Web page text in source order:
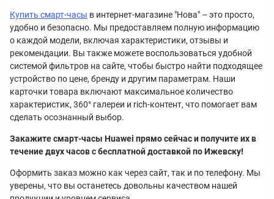
Купить смарт-часы в интернет-магазине "Нова" – это просто,
удобно и безопасно. Мы предоставляем полную информацию
о каждой модели, включая характеристики, отзывы и
рекомендации. Вы также можете воспользоваться удобной
системой фильтров на сайте, чтобы быстро найти подходящее
устройство по цене, бренду и другим параметрам. Наши
карточки товара включают максимальное количество
характеристик, 360° галереи и rich-контент, что помогает вам
сделать осознанный выбор.
Закажите смарт-часы Huawei прямо сейчас и получите их в
течение двух часов с бесплатной доставкой по Ижевску!
Оформить заказ можно как через сайт, так и по телефону. Мы
уверены, что вы останетесь довольны качеством нашей